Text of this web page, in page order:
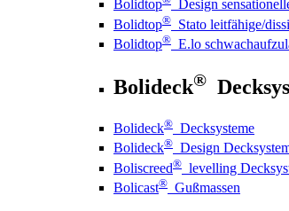
Bolidtop
Design
Bolidtop® Stato leitfähige/
Bolidtop® E.lo
Bolideck®
Bolideck® Decksysteme
Bolideck® Design
Boliscreed® levelling
Bolicast® Gußmassen